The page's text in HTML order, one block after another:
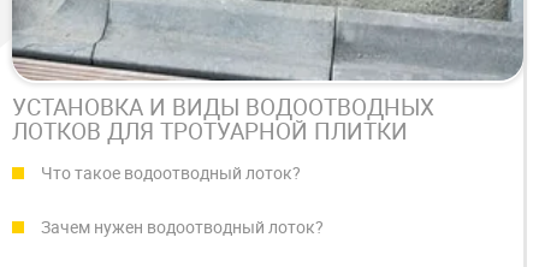
УСТАНОВКА И ВИДЫ ВОДООТВОДНЫХ
ЛОТКОВ ДЛЯ ТРОТУАРНОЙ ПЛИТКИ
Что такое водоотводный лоток?
Зачем нужен водоотводный лоток?